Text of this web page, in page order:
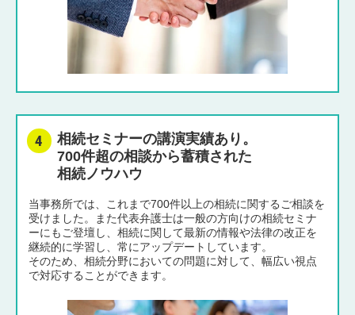
相続セミナーの講演実績あり。
700件超の相談から蓄積された
相続ノウハウ
当事務所では、これまで700件以上の相続に関するご相談を
受けました。また代表弁護士は一般の方向けの相続セミナ
ーにもご登壇し、相続に関して最新の情報や法律の改正を
継続的に学習し、常にアップデートしています。
そのため、相続分野においての問題に対して、幅広い視点
で対応することができます。